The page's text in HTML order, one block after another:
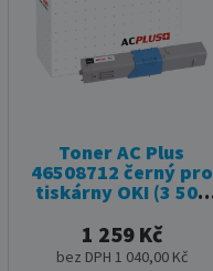
Toner AC Plus
46508712 černý pro
tiskárny OKI (3 500
1 259 Kč
bez DPH 1 040,00 Kč